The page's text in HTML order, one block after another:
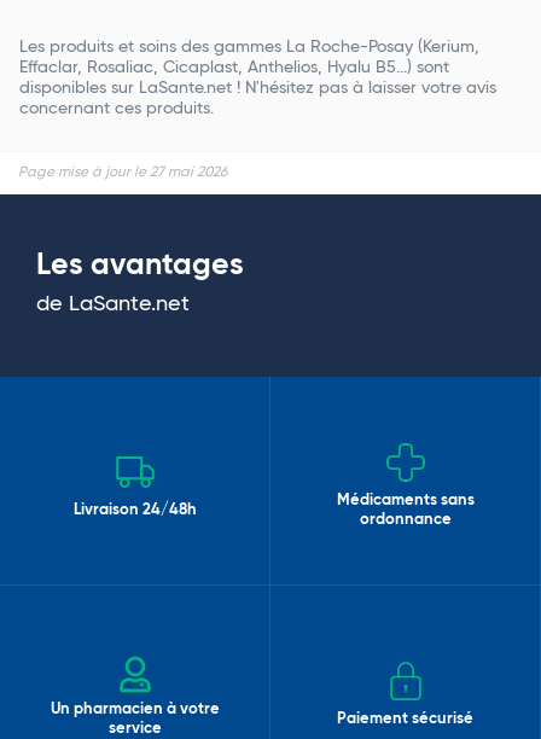
Les produits et soins des gammes La Roche-Posay (Kerium,
Effaclar, Rosaliac, Cicaplast, Anthelios, Hyalu B5...) sont
disponibles sur LaSante.net ! N'hésitez pas à laisser votre avis
concernant ces produits.
Page mise à jour le 27 mai 2026
Les avantages
de LaSante.net
Livraison 24/48h
Médicaments sans
ordonnance
Un pharmacien à votre
service
Paiement sécurisé